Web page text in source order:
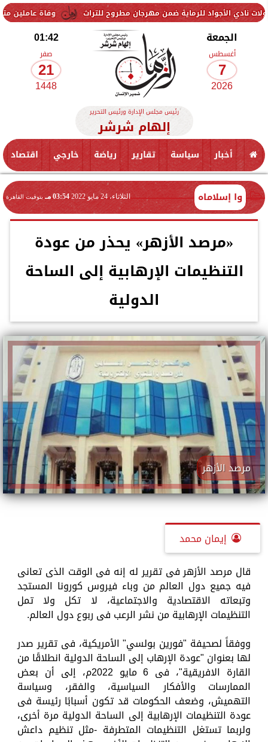
وفاة عاملين متأثرين بإصابتهما للرماية ضمن مهرجان مطروح للتراث
الجمعة
أغسطس
7
2026
01:42
صفر
21
1448
رئيس مجلس الإدارة ورئيس التحرير
إلهام شرشر
أخبار سياسة تقارير رياضة خارجي اقتصاد
وا إسلاماه الثلاثاء، 24 مايو 2022 03:54 مـ بتوقيت القاهرة
«مرصد الأزهر» يحذر من عودة
التنظيمات الإرهابية إلى الساحة
الدولية
مرصد الأزهر
إيمان محمد
قال مرصد الأزهر فى تقرير له إنه فى الوقت الذى تعانى
فيه جميع دول العالم من وباء فيروس كورونا المستجد
وتبعاته الاقتصادية والاجتماعية، لا تكل ولا تمل
التنظيمات الإرهابية من نشر الرعب فى ربوع دول العالم.
ووفقاً لصحيفة "فورين بولسي" الأمريكية، فى تقرير صدر
لها بعنوان "عودة الإرهاب إلى الساحة الدولية انطلاقًا من
القارة الافريقية"، فى 6 مايو 2022م، إلى أن بعض
الممارسات والأفكار السياسية، والفقر، وسياسة
التهميش، وضعف الحكومات قد تكون أسبابًا رئيسة فى
عودة التنظيمات الإرهابية إلى الساحة الدولية مرة أخرى،
ولربما تستغل التنظيمات المتطرفة -مثل تنظيم داعش